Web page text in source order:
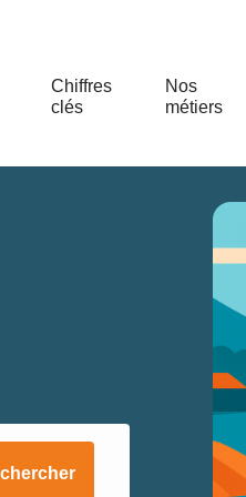
Chiffres
clés
Nos
métiers